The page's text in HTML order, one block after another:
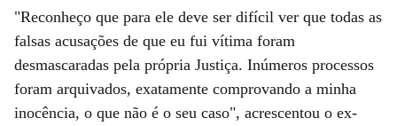
"Reconheço que para ele deve ser difícil ver que todas as
falsas acusações de que eu fui vítima foram
desmascaradas pela própria Justiça. Inúmeros processos
foram arquivados, exatamente comprovando a minha
inocência, o que não é o seu caso", acrescentou o ex-